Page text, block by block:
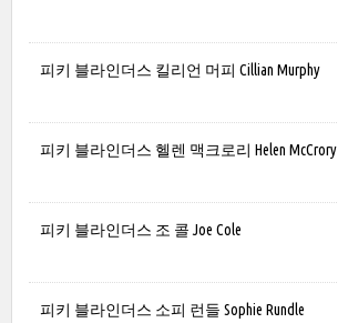
피키 블라인더스 킬리언 머피 Cillian Murphy
피키 블라인더스 헬렌 맥크로리 Helen McCrory
피키 블라인더스 조 콜 Joe Cole
피키 블라인더스 소피 런들 Sophie Rundle